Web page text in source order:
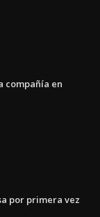
compañía en
por primera vez